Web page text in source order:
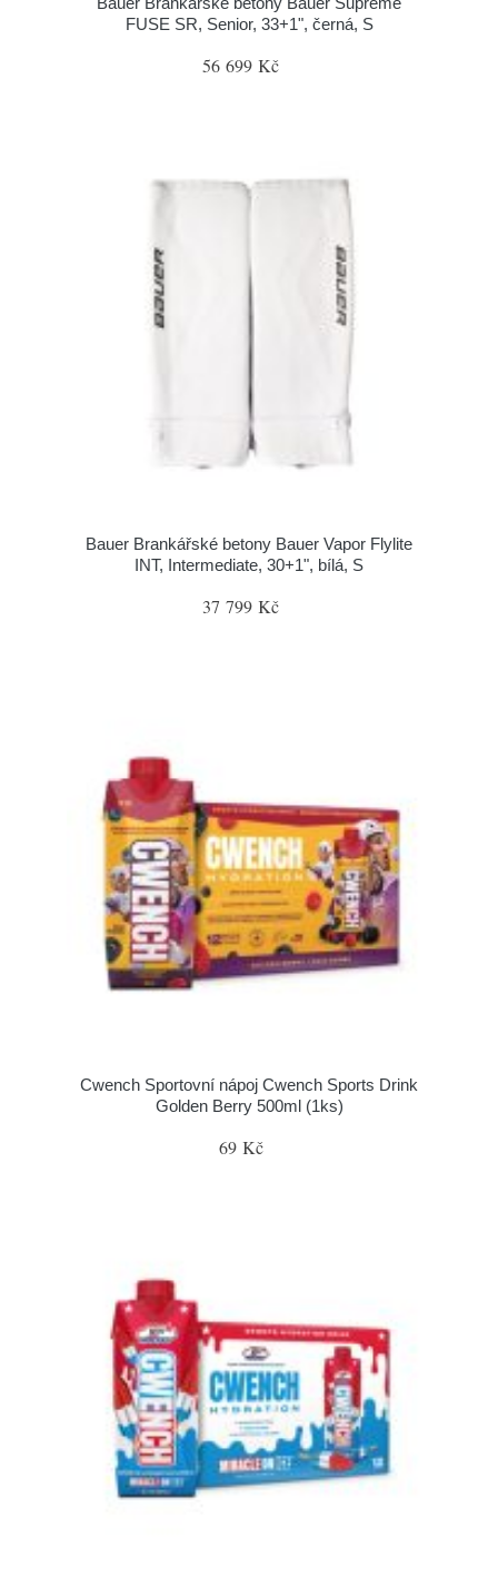
FUSE SR, Senior, 33+1", černá, S
56 699 Kč
Bauer Brankářské betony Bauer Vapor Flylite
INT, Intermediate, 30+1", bílá, S
37 799 Kč
Cwench Sportovní nápoj Cwench Sports Drink
Golden Berry 500ml (1ks)
69 Kč